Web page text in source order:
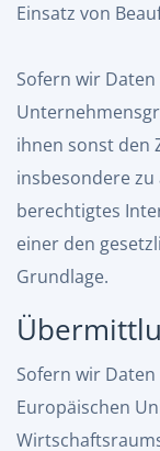
Einsatz von
Sofern wir
ihnen sonst den
insbesondere
berechtigtes
einer den
Grundlage.
Sofern wir
Europäischen